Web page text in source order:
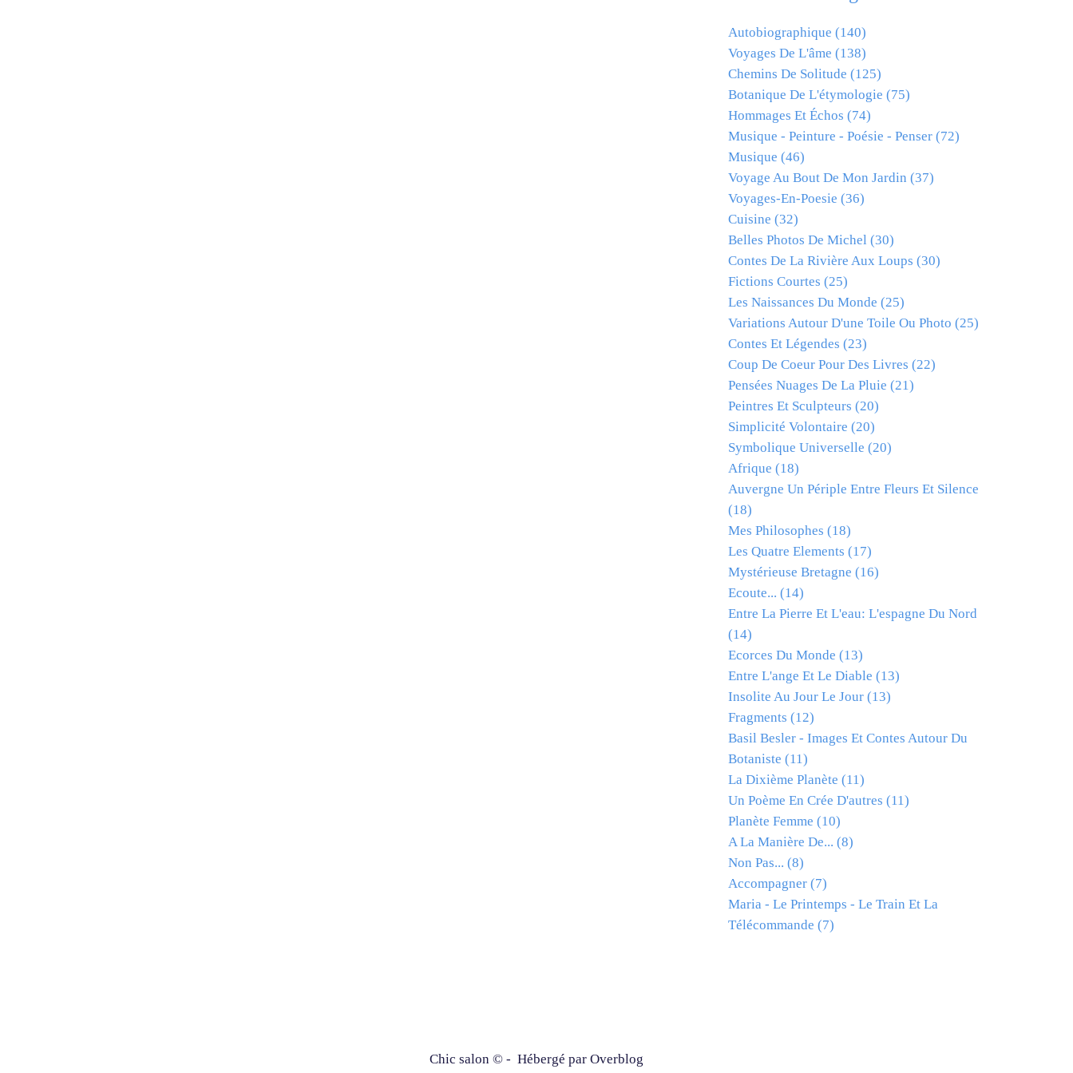
Autobiographique (140)
Voyages De L'âme (138)
Chemins De Solitude (125)
Botanique De L'étymologie (75)
Hommages Et Échos (74)
Musique - Peinture - Poésie - Penser (72)
Musique (46)
Voyage Au Bout De Mon Jardin (37)
Voyages-En-Poesie (36)
Cuisine (32)
Belles Photos De Michel (30)
Contes De La Rivière Aux Loups (30)
Fictions Courtes (25)
Les Naissances Du Monde (25)
Variations Autour D'une Toile Ou Photo (25)
Contes Et Légendes (23)
Coup De Coeur Pour Des Livres (22)
Pensées Nuages De La Pluie (21)
Peintres Et Sculpteurs (20)
Simplicité Volontaire (20)
Symbolique Universelle (20)
Afrique (18)
Auvergne Un Périple Entre Fleurs Et Silence
(18)
Mes Philosophes (18)
Les Quatre Elements (17)
Mystérieuse Bretagne (16)
Ecoute... (14)
Entre La Pierre Et L'eau: L'espagne Du Nord
(14)
Ecorces Du Monde (13)
Entre L'ange Et Le Diable (13)
Insolite Au Jour Le Jour (13)
Fragments (12)
Basil Besler - Images Et Contes Autour Du
Botaniste (11)
La Dixième Planète (11)
Un Poème En Crée D'autres (11)
Planète Femme (10)
A La Manière De... (8)
Non Pas... (8)
Accompagner (7)
Maria - Le Printemps - Le Train Et La
Télécommande (7)
Chic salon © - Hébergé par Overblog